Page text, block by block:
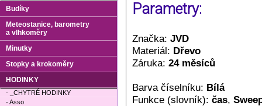
Parametry:
Značka: JVD
Materiál: Dřevo
Záruka: 24 měsíců
Barva číselníku: Bílá
Funkce (slovník): čas,
Budíky
Meteostanice, barometry
a vlhkoměry
Minutky
Stopky a krokoměry
HODINKY
- _CHYTRÉ HODINKY
- Asso